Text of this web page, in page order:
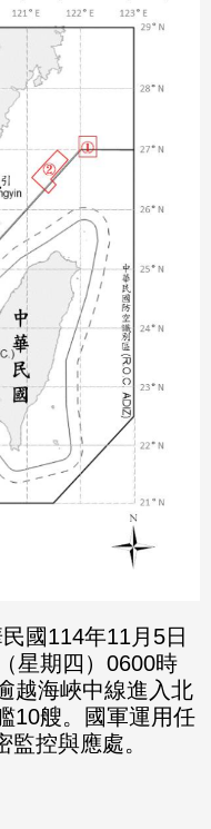
國114年11月5日
星期四）0600時
越海峽中線進入北
10艘。國軍運用任
控與應處。